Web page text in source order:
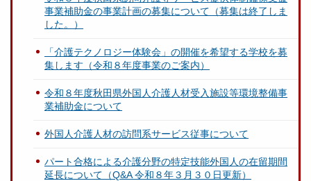
事業補助金の事業計画の募集について（募集は終了しま
した。）
「介護テクノロジー体験会」の開催を希望する学校を募
集します（令和８年度事業のご案内）
令和８年度秋田県外国人介護人材受入施設等環境整備事
業補助金について
外国人介護人材の訪問系サービス従事について
パート合格による介護分野の特定技能外国人の在留期間
延長について（Q&A 令和８年３月３０日更新）